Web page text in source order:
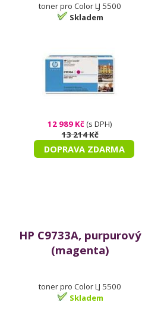
toner pro Color LJ 5500
Skladem
12 989 Kč(s DPH)
13 214 Kč
DOPRAVA ZDARMA
HP C9733A, purpurový
(magenta)
toner pro Color LJ 5500
Skladem